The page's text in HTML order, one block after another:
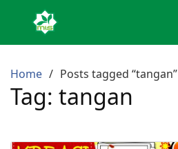
Home Posts tagged “tangan”
Tag: tangan